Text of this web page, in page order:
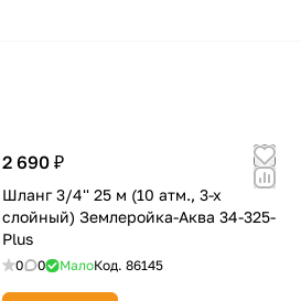
2 690 ₽
Шланг 3/4'' 25 м (10 атм., 3-х
слойный) Землеройка-Аква 34-325-
Plus
0 0 МалоКод.86145